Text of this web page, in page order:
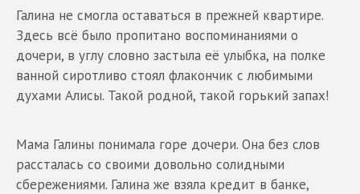
Галина не смогла оставаться в прежней квартире.
Здесь всё было пропитано воспоминаниями о
дочери, в углу словно застыла её улыбка, на полке
ванной сиротливо стоял флакончик с любимыми
духами Алисы. Такой родной, такой горький запах!
Мама Галины понимала горе дочери. Она без слов
рассталась со своими довольно солидными
сбережениями. Галина же взяла кредит в банке,